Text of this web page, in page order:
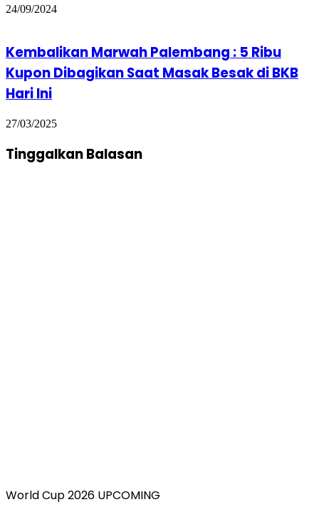
24/09/2024
Kembalikan Marwah Palembang : 5 Ribu
Kupon Dibagikan Saat Masak Besak di BKB
Hari Ini
27/03/2025
Tinggalkan Balasan
World Cup 2026 UPCOMING